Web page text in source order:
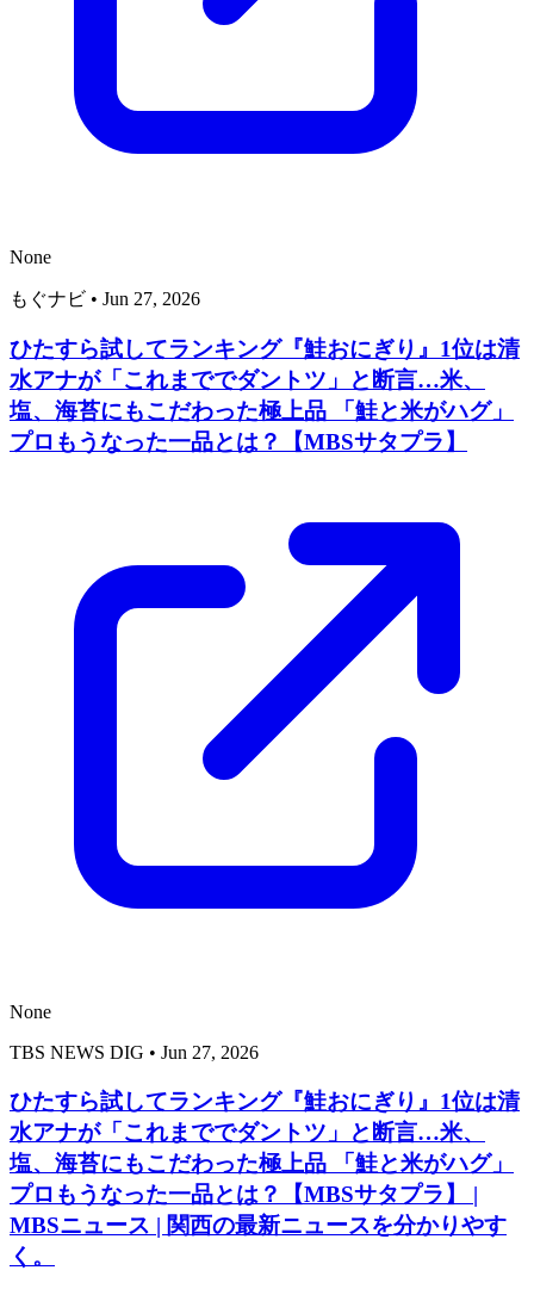
None
もぐナビ • Jun 27, 2026
ひたすら試してランキング『鮭おにぎり』1位は清
水アナが「これまででダントツ」と断言…米、
塩、海苔にもこだわった極上品 「鮭と米がハグ」
プロもうなった一品とは？【MBSサタプラ】
None
TBS NEWS DIG • Jun 27, 2026
ひたすら試してランキング『鮭おにぎり』1位は清
水アナが「これまででダントツ」と断言…米、
塩、海苔にもこだわった極上品 「鮭と米がハグ」
プロもうなった一品とは？【MBSサタプラ】 |
MBSニュース | 関西の最新ニュースを分かりやす
く。